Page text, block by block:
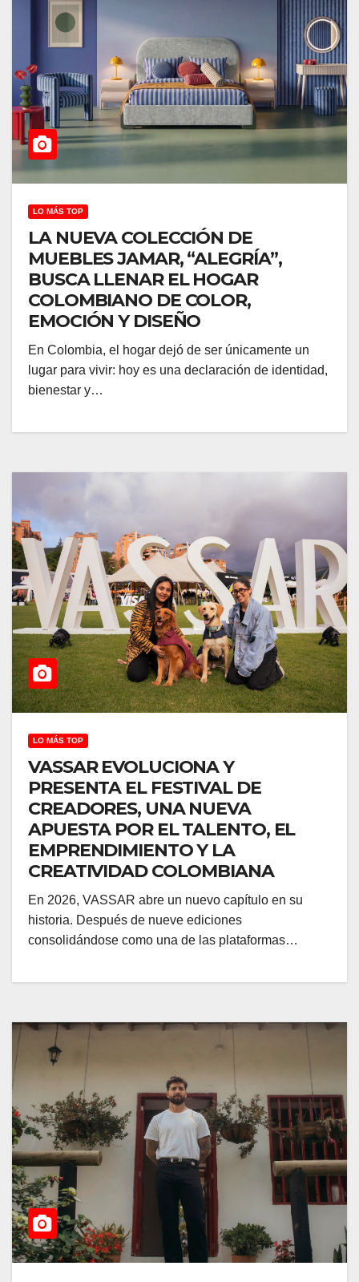
LO MÁS TOP
LA NUEVA COLECCIÓN DE
MUEBLES JAMAR, “ALEGRÍA”,
BUSCA LLENAR EL HOGAR
COLOMBIANO DE COLOR,
EMOCIÓN Y DISEÑO
En Colombia, el hogar dejó de ser únicamente un
lugar para vivir: hoy es una declaración de identidad,
bienestar y…
LO MÁS TOP
VASSAR EVOLUCIONA Y
PRESENTA EL FESTIVAL DE
CREADORES, UNA NUEVA
APUESTA POR EL TALENTO, EL
EMPRENDIMIENTO Y LA
CREATIVIDAD COLOMBIANA
En 2026, VASSAR abre un nuevo capítulo en su
historia. Después de nueve ediciones
consolidándose como una de las plataformas…